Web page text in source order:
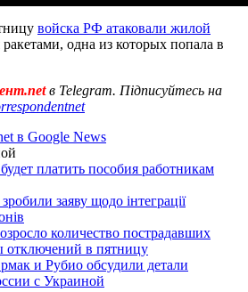
войска РФ атаковали жилой
ракетами, одна из которых попала в
в Telegram. Підписуйтесь на
в Google News
платить пособия работникам
заяву щодо інтеграції
количество пострадавших
отключений в пятницу
и Рубио обсудили детали
с Украиной